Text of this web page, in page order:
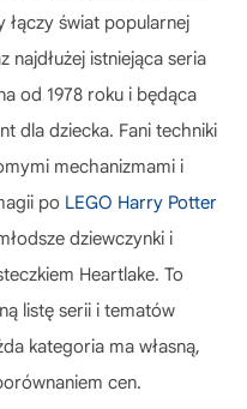
łączy świat popularnej
istniejąca seria
od 1978 roku i będąca
dla dziecka. Fani techniki
mechanizmami i
po LEGO Harry Potter
dziewczynki i
Heartlake. To
listę serii i tematów
kategoria ma własną,
cen.